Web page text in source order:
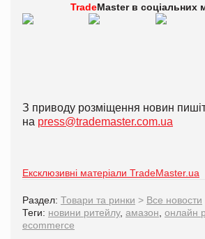
TradeMaster в соціальних
З приводу розміщення новин
на press@trademaster.com.ua
Ексклюзивні матеріали TradeMaster.ua
Раздел: Товари та ринки > Все новости
Теги: новини ритейлу, амазон онлайн
ecommerce